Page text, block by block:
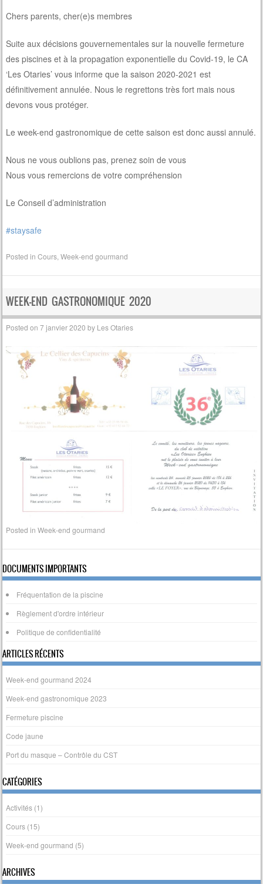
Chers parents, cher(e)s membres
Suite aux décisions gouvernementales sur la nouvelle fermeture
des piscines et à la propagation exponentielle du Covid-19, le CA
‘Les Otaries’ vous informe que la saison 2020-2021 est
définitivement annulée. Nous le regrettons très fort mais nous
devons vous protéger.
Le week-end gastronomique de cette saison est donc aussi annulé.
Nous ne vous oublions pas, prenez soin de vous
Nous vous remercions de votre compréhension
Le Conseil d’administration
#staysafe
Posted inCours ,Week-end gourmand
WEEK-END GASTRONOMIQUE 2020
Posted on7 janvier 2020 by Les Otaries
Posted inWeek-end gourmand
DOCUMENTS IMPORTANTS
Fréquentation de la piscine
Règlement d'ordre intérieur
Politique de confidentialité
ARTICLES RÉCENTS
Week-end gourmand 2024
Week-end gastronomique 2023
Fermeture piscine
Code jaune
Port du masque – Contrôle du CST
CATÉGORIES
Activités (1)
Cours (15)
Week-end gourmand (5)
ARCHIVES